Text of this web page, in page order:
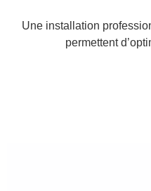
Une installation
permettent